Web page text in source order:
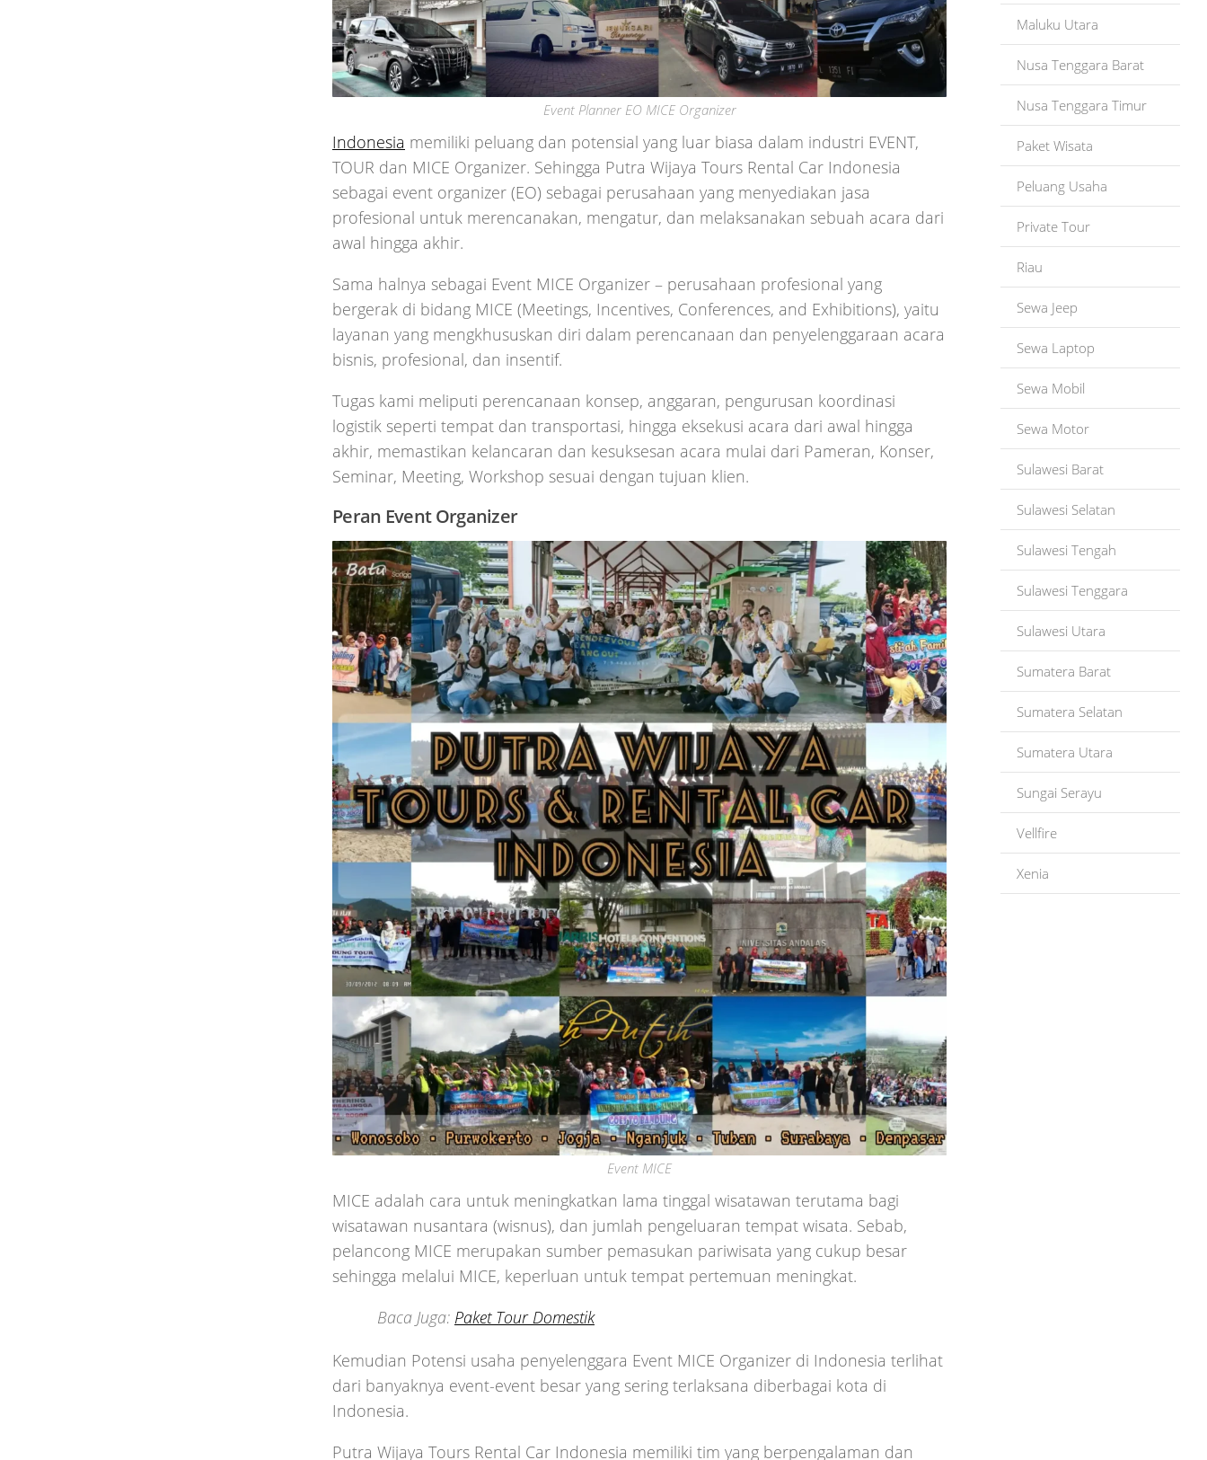
Event Planner EO MICE Organizer
Indonesia memiliki peluang dan potensial yang luar biasa dalam industri EVENT,
TOUR dan MICE Organizer. Sehingga Putra Wijaya Tours Rental Car Indonesia
sebagai event organizer (EO) sebagai perusahaan yang menyediakan jasa
profesional untuk merencanakan, mengatur, dan melaksanakan sebuah acara dari
awal hingga akhir.
Sama halnya sebagai Event MICE Organizer – perusahaan profesional yang
bergerak di bidang MICE (Meetings, Incentives, Conferences, and Exhibitions), yaitu
layanan yang mengkhususkan diri dalam perencanaan dan penyelenggaraan acara
bisnis, profesional, dan insentif.
Tugas kami meliputi perencanaan konsep, anggaran, pengurusan koordinasi
logistik seperti tempat dan transportasi, hingga eksekusi acara dari awal hingga
akhir, memastikan kelancaran dan kesuksesan acara mulai dari Pameran, Konser,
Seminar, Meeting, Workshop sesuai dengan tujuan klien.
Peran Event Organizer
Event MICE
MICE adalah cara untuk meningkatkan lama tinggal wisatawan terutama bagi
wisatawan nusantara (wisnus), dan jumlah pengeluaran tempat wisata. Sebab,
pelancong MICE merupakan sumber pemasukan pariwisata yang cukup besar
sehingga melalui MICE, keperluan untuk tempat pertemuan meningkat.
Baca Juga: Paket Tour Domestik
Kemudian Potensi usaha penyelenggara Event MICE Organizer di Indonesia terlihat
dari banyaknya event-event besar yang sering terlaksana diberbagai kota di
Indonesia.
Putra Wijaya Tours Rental Car Indonesia memiliki tim yang berpengalaman dan
Maluku Utara
Nusa Tenggara Barat
Nusa Tenggara Timur
Paket Wisata
Peluang Usaha
Private Tour
Riau
Sewa Jeep
Sewa Laptop
Sewa Mobil
Sewa Motor
Sulawesi Barat
Sulawesi Selatan
Sulawesi Tengah
Sulawesi Tenggara
Sulawesi Utara
Sumatera Barat
Sumatera Selatan
Sumatera Utara
Sungai Serayu
Vellfire
Xenia